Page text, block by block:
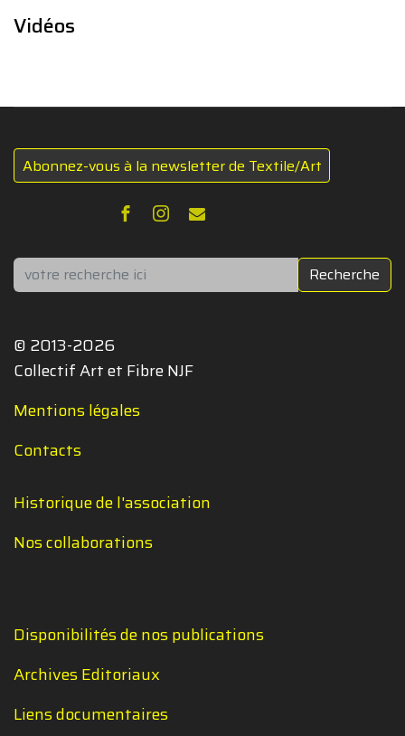
Vidéos
Abonnez-vous à la newsletter de Textile/Art
Rechercher Recherche
© 2013-2026
Collectif Art et Fibre NJF
Mentions légales
Contacts
Historique de l'association
Nos collaborations
Disponibilités de nos publications
Archives Editoriaux
Liens documentaires